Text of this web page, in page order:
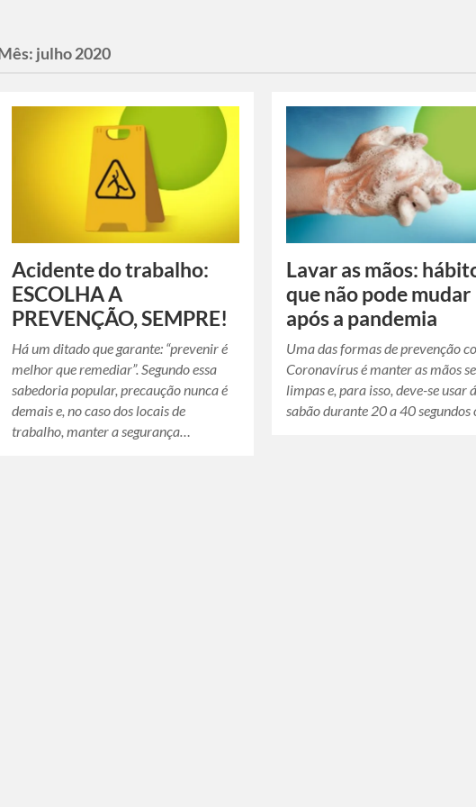
julho 2020
Acidente do trabalho:
ESCOLHA A
PREVENÇÃO, SEMPRE!
Há um ditado que garante: “prevenir é
melhor que remediar”. Segundo essa
sabedoria popular, precaução nunca é
demais e, no caso dos locais de
trabalho, manter a segurança…
Lavar as mãos:
que não pode mudar
após a pandemia
Uma das formas de prevenção
Coronavírus é manter as mãos
limpas e, para isso, deve-se usar
sabão durante 20 a 40